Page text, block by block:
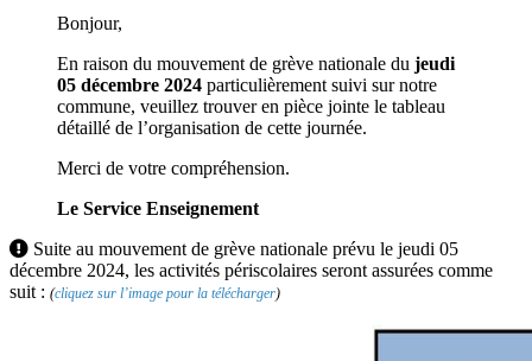
Bonjour,
En raison du mouvement de grève nationale du jeudi
05 décembre 2024 particulièrement suivi sur notre
commune, veuillez trouver en pièce jointe le tableau
détaillé de l’organisation de cette journée.
Merci de votre compréhension.
Le Service Enseignement
Suite au mouvement de grève nationale prévu le jeudi 05
décembre 2024, les activités périscolaires seront assurées comme
suit : (cliquez sur l’image pour la télécharger)